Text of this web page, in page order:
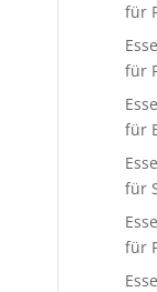
für
für
für
für
für